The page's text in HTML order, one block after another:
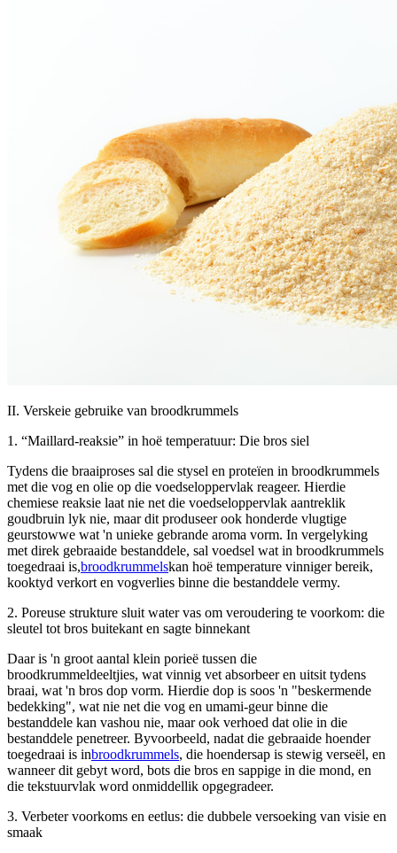
II. Verskeie gebruike van broodkrummels
1. “Maillard-reaksie” in hoë temperatuur: Die bros siel
Tydens die braaiproses sal die stysel en proteïen in broodkrummels
met die vog en olie op die voedseloppervlak reageer. Hierdie
chemiese reaksie laat nie net die voedseloppervlak aantreklik
goudbruin lyk nie, maar dit produseer ook honderde vlugtige
geurstowwe wat 'n unieke gebrande aroma vorm. In vergelyking
met direk gebraaide bestanddele, sal voedsel wat in broodkrummels
toegedraai is,broodkrummelskan hoë temperature vinniger bereik,
kooktyd verkort en vogverlies binne die bestanddele vermy.
2. Poreuse strukture sluit water vas om veroudering te voorkom: die
sleutel tot bros buitekant en sagte binnekant
Daar is 'n groot aantal klein porieë tussen die
broodkrummeldeeltjies, wat vinnig vet absorbeer en uitsit tydens
braai, wat 'n bros dop vorm. Hierdie dop is soos 'n "beskermende
bedekking", wat nie net die vog en umami-geur binne die
bestanddele kan vashou nie, maar ook verhoed dat olie in die
bestanddele penetreer. Byvoorbeeld, nadat die gebraaide hoender
toegedraai is inbroodkrummels, die hoendersap is stewig verseël, en
wanneer dit gebyt word, bots die bros en sappige in die mond, en
die tekstuurvlak word onmiddellik opgegradeer.
3. Verbeter voorkoms en eetlus: die dubbele versoeking van visie en
smaak